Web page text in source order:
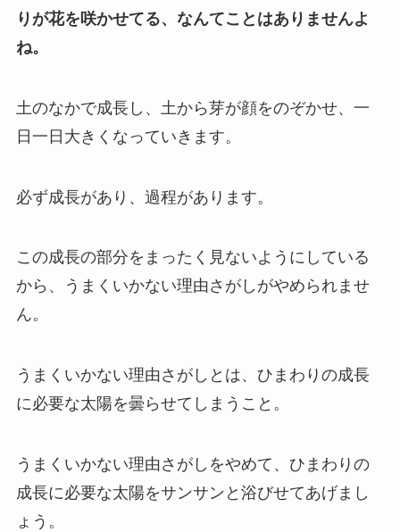
りが花を咲かせてる、なんてことはありませんよ
ね。
土のなかで成長し、土から芽が顔をのぞかせ、一
日一日大きくなっていきます。
必ず成長があり、過程があります。
この成長の部分をまったく見ないようにしている
から、うまくいかない理由さがしがやめられませ
ん。
うまくいかない理由さがしとは、ひまわりの成長
に必要な太陽を曇らせてしまうこと。
うまくいかない理由さがしをやめて、ひまわりの
成長に必要な太陽をサンサンと浴びせてあげまし
ょう。